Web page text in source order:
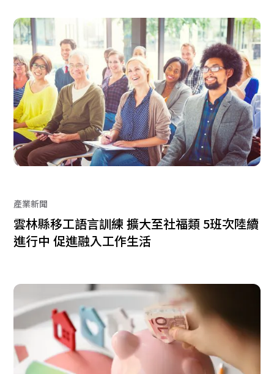
產業新聞
雲林縣移工語言訓練 擴大至社福類 5班次陸續
進行中 促進融入工作生活